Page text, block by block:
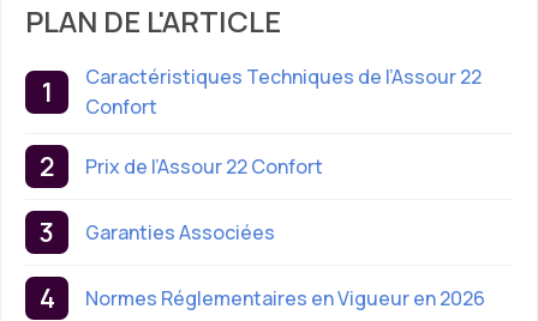
PLAN DE L'ARTICLE
Caractéristiques Techniques de l’Assour 22
Confort
Prix de l’Assour 22 Confort
Garanties Associées
Normes Réglementaires en Vigueur en 2026